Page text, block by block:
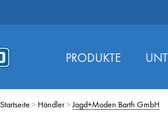
PRODUKTE
Startseite > Händler >Jagd+Moden Barth GmbH